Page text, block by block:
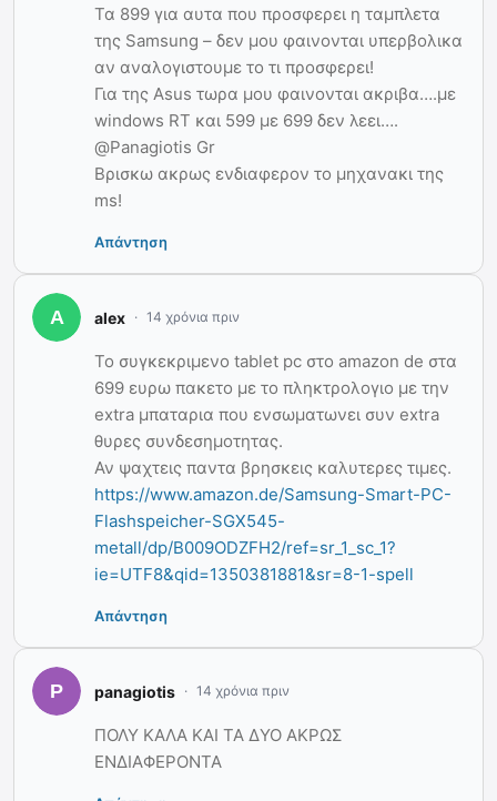
Τα 899 για αυτα που προσφερει η ταμπλετα
της Samsung – δεν μου φαινονται υπερβολικα
αν αναλογιστουμε το τι προσφερει!
Για της Asus τωρα μου φαινονται ακριβα….με
windows RT και 599 με 699 δεν λεει….
@Panagiotis Gr
Βρισκω ακρως ενδιαφερον το μηχανακι της
ms!
Απάντηση
alex 14 χρόνια πριν
Το συγκεκριμενο tablet pc στο amazon de στα
699 ευρω πακετο με το πληκτρολογιο με την
extra μπαταρια που ενσωματωνει συν extra
θυρες συνδεσημοτητας.
Αν ψαχτεις παντα βρησκεις καλυτερες τιμες.
https://www.amazon.de/Samsung-Smart-PC-
Flashspeicher-SGX545-
metall/dp/B009ODZFH2/ref=sr_1_sc_1?
ie=UTF8&qid=1350381881&sr=8-1-spell
Απάντηση
panagiotis 14 χρόνια πριν
ΠΟΛΥ ΚΑΛΑ ΚΑΙ ΤΑ ΔΥΟ ΑΚΡΩΣ
ΕΝΔΙΑΦΕΡΟΝΤΑ